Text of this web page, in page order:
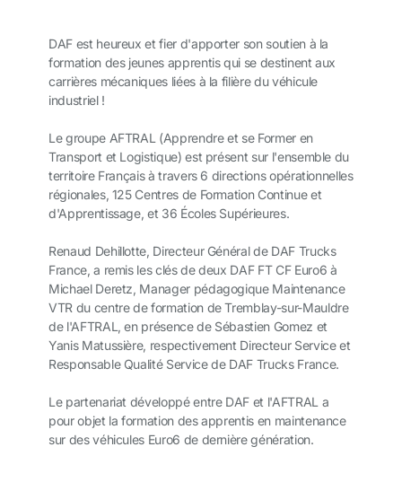
DAF est heureux et fier d'apporter son soutien à la
formation des jeunes apprentis qui se destinent aux
carrières mécaniques liées à la filière du véhicule
industriel !
Le groupe AFTRAL (Apprendre et se Former en
Transport et Logistique) est présent sur l'ensemble du
territoire Français à travers 6 directions opérationnelles
régionales, 125 Centres de Formation Continue et
d'Apprentissage, et 36 Écoles Supérieures.
Renaud Dehillotte, Directeur Général de DAF Trucks
France, a remis les clés de deux DAF FT CF Euro6 à
Michael Deretz, Manager pédagogique Maintenance
VTR du centre de formation de Tremblay-sur-Mauldre
de l'AFTRAL, en présence de Sébastien Gomez et
Yanis Matussière, respectivement Directeur Service et
Responsable Qualité Service de DAF Trucks France.
Le partenariat développé entre DAF et l'AFTRAL a
pour objet la formation des apprentis en maintenance
sur des véhicules Euro6 de dernière génération.